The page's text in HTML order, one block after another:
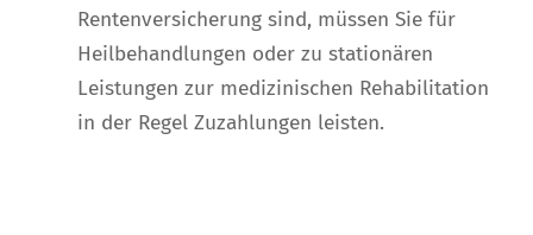
Rentenversicherung sind, müssen Sie für
Heilbehandlungen oder zu stationären
Leistungen zur medizinischen Rehabilitation
in der Regel Zuzahlungen leisten.